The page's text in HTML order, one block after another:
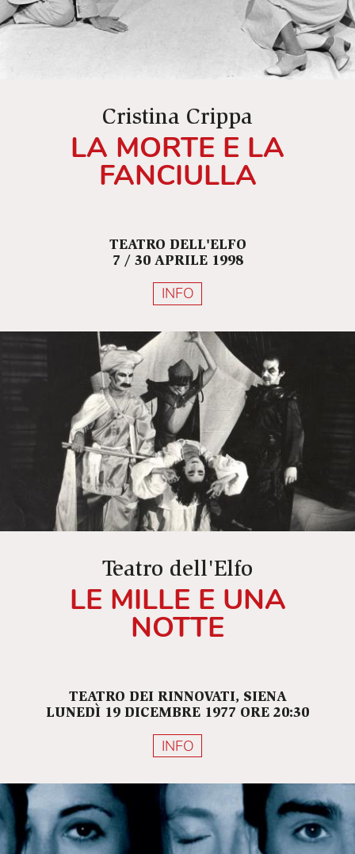
Cristina Crippa
LA MORTE E LA
FANCIULLA
TEATRO DELL'ELFO
7 / 30 APRILE 1998
INFO
Teatro dell'Elfo
LE MILLE E UNA
NOTTE
TEATRO DEI RINNOVATI, SIENA
LUNEDÌ 19 DICEMBRE 1977 ORE 20:30
INFO